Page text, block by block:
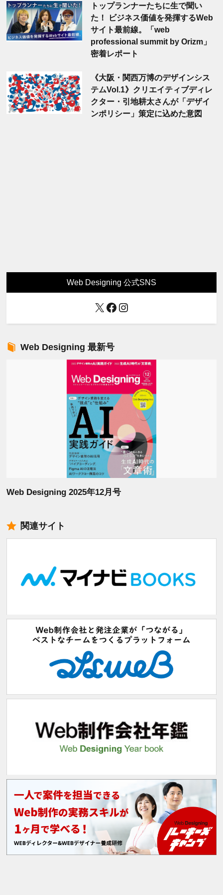
トップランナーたちに生で聞い
た！ ビジネス価値を発揮するWeb
サイト最前線。「web
professional summit by Orizm」
密着レポート
《大阪・関西万博のデザインシス
テムVol.1》クリエイティブディレ
クター・引地耕太さんが「デザイ
ンポリシー」策定に込めた意図
Web Designing 公式SNS
X Facebook
Instagram
Web Designing 最新号
Web Designing 2025年12月号
関連サイト